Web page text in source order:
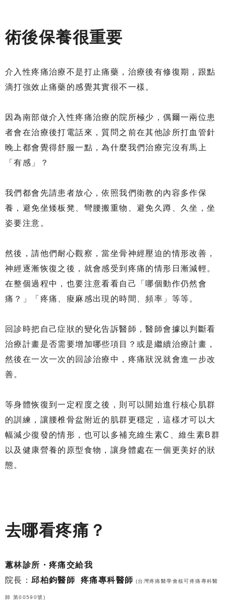
術後保養很重要
介入性疼痛治療不是打止痛藥，治療後有修復期，跟點
滴打強效止痛藥的感覺其實很不一樣。
因為南部做介入性疼痛治療的院所極少，偶爾一兩位患
者會在治療後打電話來，質問之前在其他診所打血管針
晚上都會覺得舒服一點，為什麼我們治療完沒有馬上
「有感」？
我們都會先請患者放心，依照我們衛教的內容多作保
養，避免坐矮板凳、彎腰搬重物、避免久蹲、久坐，坐
姿要注意。
然後，請他們耐心觀察，當坐骨神經壓迫的情形改善，
神經逐漸恢復之後，就會感受到疼痛的情形日漸減輕。
在整個過程中，也要注意看看自己「哪個動作仍然會
痛？」「疼痛、痠麻感出現的時間、頻率」等等。
回診時把自己症狀的變化告訴醫師，醫師會據以判斷看
治療計畫是否需要增加哪些項目？或是繼續治療計畫，
然後在一次一次的回診治療中，疼痛狀況就會進一步改
善。
等身體恢復到一定程度之後，則可以開始進行核心肌群
的訓練，讓腰椎骨盆附近的肌群更穩定，這樣才可以大
幅減少復發的情形，也可以多補充維生素C、維生素B群
以及健康營養的原型食物，讓身體處在一個更美好的狀
態。
去哪看疼痛？
蕙林診所・疼痛交給我
院長：邱柏鈞醫師 疼痛專科醫師 (台灣疼痛醫學會核可疼痛專科醫
師 第00590號)